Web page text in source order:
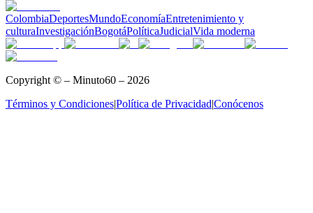
ColombiaDeportesMundoEconomíaEntretenimiento y
culturaInvestigaciónBogotáPolíticaJudicialVida moderna
Copyright © – Minuto60 – 2026
Términos y Condiciones|Política de Privacidad|Conócenos